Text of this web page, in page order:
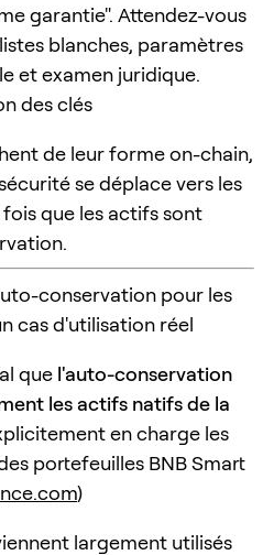
garantie". Attendez-vous
blanches, paramètres
et examen juridique.
des clés
de leur forme on-chain,
se déplace vers les
que les actifs sont
conservation pour les
cas d'utilisation réel
que l'auto-conservation
les actifs natifs de la
en charge les
portefeuilles BNB Smart
)
largement utilisés